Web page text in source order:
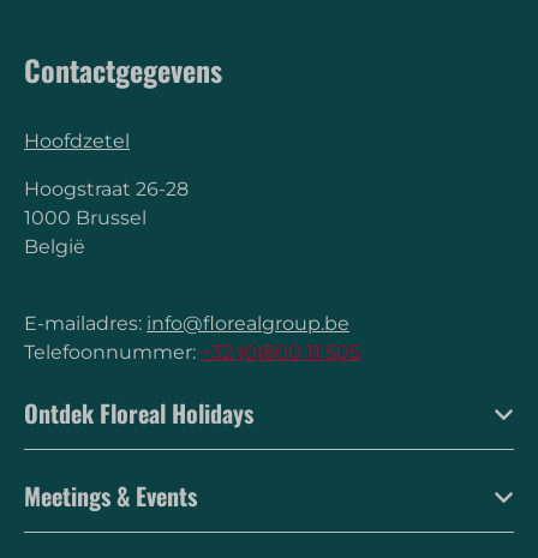
Contactgegevens
Hoofdzetel
Hoogstraat 26-28
1000 Brussel
België
E-mailadres: info@florealgroup.be
Telefoonnummer: +32 (0)800 11 505
Ontdek Floreal Holidays
Meetings & Events